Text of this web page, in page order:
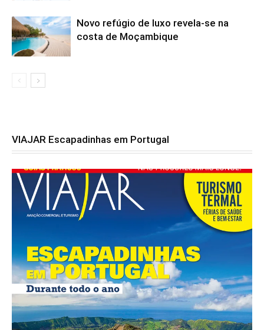
Novo refúgio de luxo revela-se na
costa de Moçambique
VIAJAR Escapadinhas em Portugal